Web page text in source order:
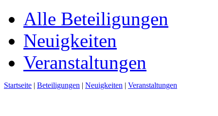
Alle Beteiligungen
Neuigkeiten
Veranstaltungen
Startseite | Beteiligungen | Neuigkeiten | Veranstaltungen